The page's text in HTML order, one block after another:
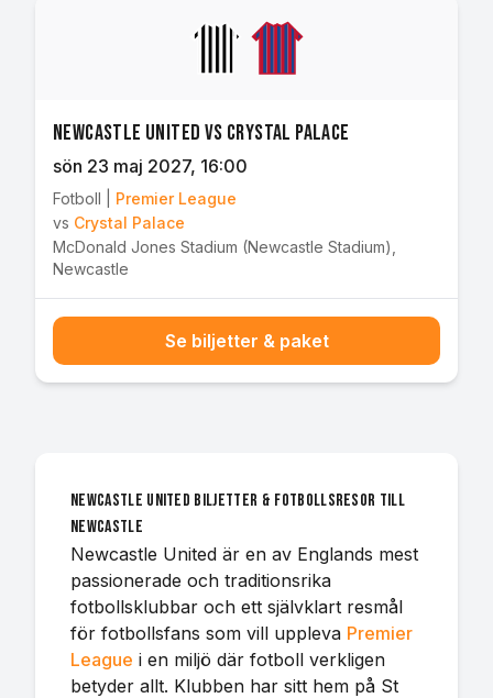
Newcastle United vs Crystal Palace
sön 23 maj 2027, 16:00
Fotboll
Premier League
vs Crystal Palace
McDonald Jones Stadium (Newcastle Stadium)
Newcastle
Se biljetter & paket
Newcastle United biljetter & fotbollsresor till
Newcastle
Newcastle United är en av Englands mest
passionerade och traditionsrika
fotbollsklubbar och ett självklart resmål
för fotbollsfans som vill uppleva Premier
League i en miljö där fotboll verkligen
betyder allt. Klubben har sitt hem på St